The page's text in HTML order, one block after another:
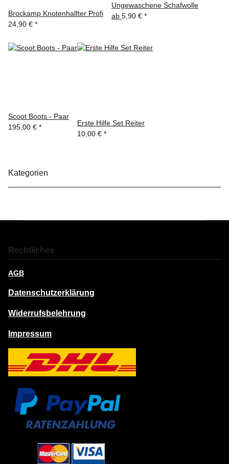
Brockamp Knotenhalfter Profi
24,90 € *
Ungewaschene Schafwolle
ab 5,90 € *
Scoot Boots - Paar
195,00 € *
Erste Hilfe Set Reiter
10,00 € *
Kategorien
Rechtliches
AGB
Datenschutzerklärung
Widerrufsbelehrung
Impressum